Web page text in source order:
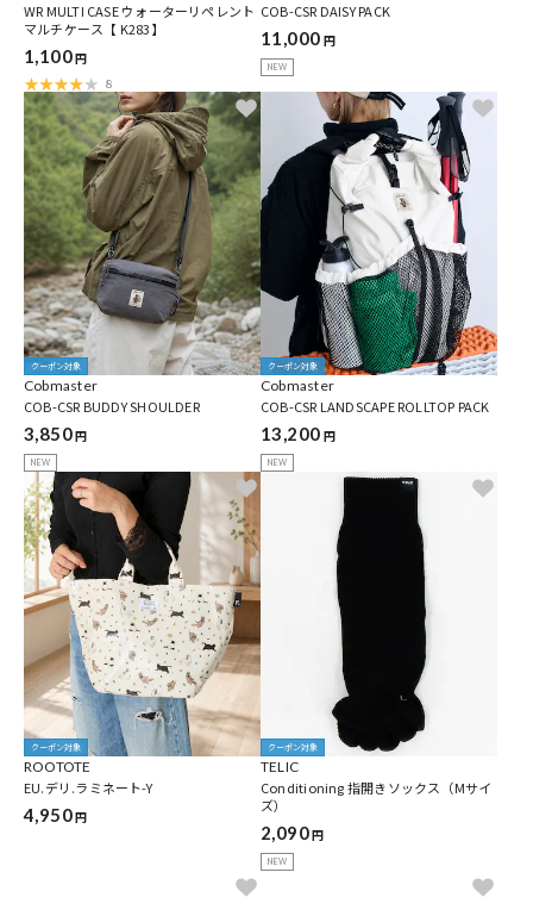
WR MULTI CASE ウォーターリペレント
マルチケース【 K283】
1,100円
8
COB-CSR DAISY PACK
11,000 円
NEW
クーポン対象
Cobmaster
COB-CSR BUDDY SHOULDER
3,850 円
NEW
クーポン対象
Cobmaster
COB-CSR LANDSCAPE ROLLTOP PACK
13,200 円
NEW
クーポン対象
ROOTOTE
EU.デリ.ラミネート-Y
4,950 円
クーポン対象
TELIC
Conditioning 指開きソックス（Mサイ
ズ）
2,090 円
NEW